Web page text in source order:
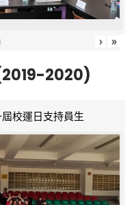
› »
2020)
校運日支持員生